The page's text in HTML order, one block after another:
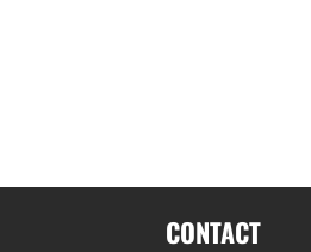
CONTACT